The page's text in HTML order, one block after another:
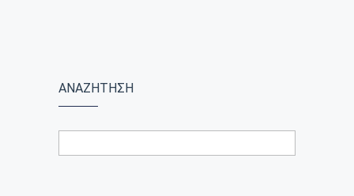
ΑΝΑΖΗΤΗΣΗ